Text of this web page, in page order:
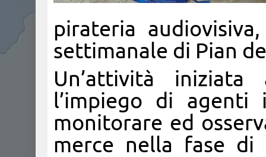
pirateria
settimanale di Pian
Un’attività
l’impiego di
monitorare ed
merce nella fase di